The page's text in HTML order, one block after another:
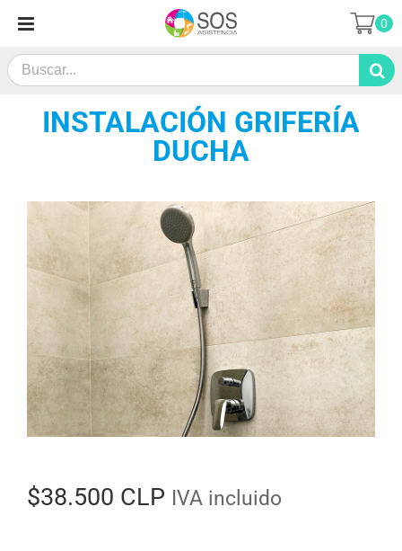
contenido
Search
for:
0
INSTALACIÓN GRIFERÍA
DUCHA
$38.500 CLP IVA incluido